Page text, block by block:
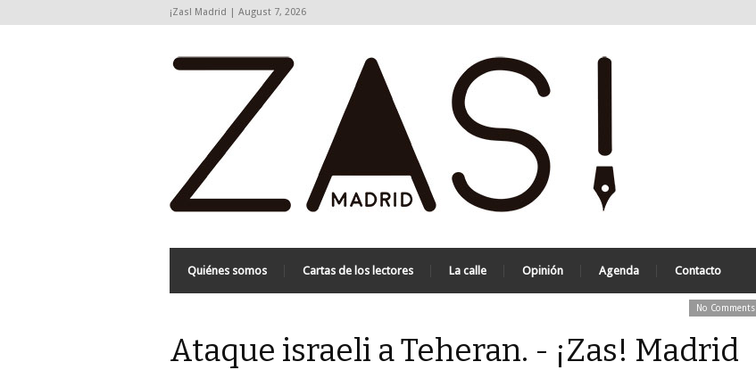
¡Zas! Madrid | August 7, 2026
Quiénes somos Cartas de los lectores La calle Opinión Agenda Contacto
No Comments
Ataque israeli a Teheran. - ¡Zas! Madrid